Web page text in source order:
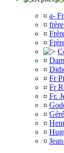
¤ a-
¤
¤
¤
¤
¤
¤ Fr
¤ Fr
¤ Fr.
¤
¤
¤
¤
¤